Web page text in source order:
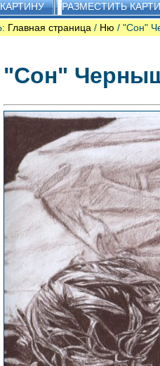
РАЗМЕСТИТЬ
Главная страница / Ню / "Сон"
"Сон"